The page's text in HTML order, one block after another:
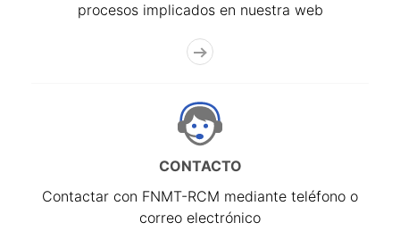
procesos implicados en nuestra web
CONTACTO
Contactar con FNMT-RCM mediante teléfono o
correo electrónico